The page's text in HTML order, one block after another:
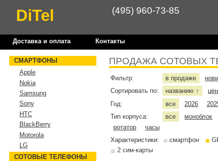
DiTel (495) 960-73-85
Доставка и оплата Контакты
ПРОДАЖА СОТОВЫХ
Фильтр: в продаже
Сортировать по:
названию ↑
Год:
все 2026
Тип корпуса:
все
моноблок
ротатор
часы
Характеристики:
смартфон
2 сим-карты
СМАРТФОНЫ
Apple
Nokia
Samsung
Sony
HTC
BlackBerry
Motorola
LG
СОТОВЫЕ ТЕЛЕФОНЫ